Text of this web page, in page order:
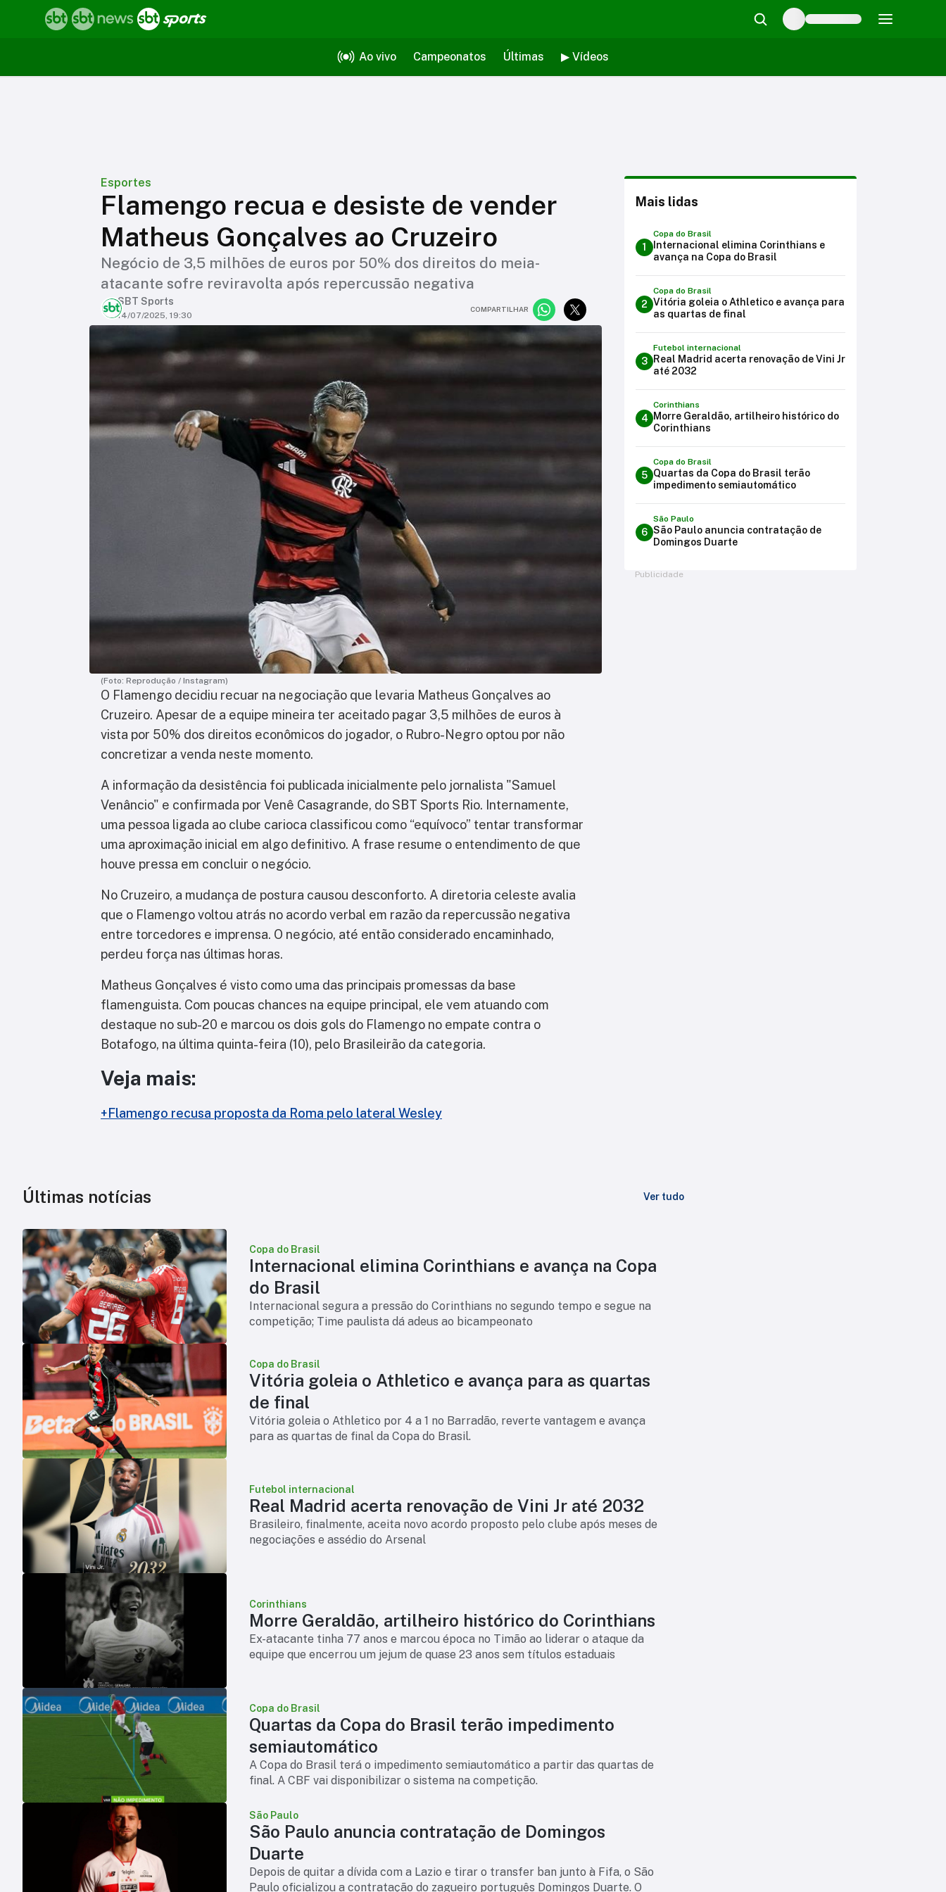
Ao vivo Campeonatos Últimas ▶ Vídeos
Esportes
Flamengo recua e desiste de vender
Matheus Gonçalves ao Cruzeiro
Negócio de 3,5 milhões de euros por 50% dos direitos do meia-
atacante sofre reviravolta após repercussão negativa
SBT Sports
14/07/2025, 19:30
COMPARTILHAR
(Foto: Reprodução / Instagram)
O Flamengo decidiu recuar na negociação que levaria Matheus Gonçalves ao
Cruzeiro. Apesar de a equipe mineira ter aceitado pagar 3,5 milhões de euros à
vista por 50% dos direitos econômicos do jogador, o Rubro-Negro optou por não
concretizar a venda neste momento.
A informação da desistência foi publicada inicialmente pelo jornalista "Samuel
Venâncio" e confirmada por Venê Casagrande, do SBT Sports Rio. Internamente,
uma pessoa ligada ao clube carioca classificou como “equívoco” tentar transformar
uma aproximação inicial em algo definitivo. A frase resume o entendimento de que
houve pressa em concluir o negócio.
No Cruzeiro, a mudança de postura causou desconforto. A diretoria celeste avalia
que o Flamengo voltou atrás no acordo verbal em razão da repercussão negativa
entre torcedores e imprensa. O negócio, até então considerado encaminhado,
perdeu força nas últimas horas.
Matheus Gonçalves é visto como uma das principais promessas da base
flamenguista. Com poucas chances na equipe principal, ele vem atuando com
destaque no sub-20 e marcou os dois gols do Flamengo no empate contra o
Botafogo, na última quinta-feira (10), pelo Brasileirão da categoria.
Veja mais:
+Flamengo recusa proposta da Roma pelo lateral Wesley
Mais lidas
1
Copa do Brasil
Internacional elimina Corinthians e
avança na Copa do Brasil
2
Copa do Brasil
Vitória goleia o Athletico e avança para
as quartas de final
3
Futebol internacional
Real Madrid acerta renovação de Vini Jr
até 2032
4
Corinthians
Morre Geraldão, artilheiro histórico do
Corinthians
5
Copa do Brasil
Quartas da Copa do Brasil terão
impedimento semiautomático
6
São Paulo
São Paulo anuncia contratação de
Domingos Duarte
Publicidade
Últimas notícias Ver tudo
Copa do Brasil
Internacional elimina Corinthians e avança na Copa
do Brasil
Internacional segura a pressão do Corinthians no segundo tempo e segue na
competição; Time paulista dá adeus ao bicampeonato
Copa do Brasil
Vitória goleia o Athletico e avança para as quartas
de final
Vitória goleia o Athletico por 4 a 1 no Barradão, reverte vantagem e avança
para as quartas de final da Copa do Brasil.
Futebol internacional
Real Madrid acerta renovação de Vini Jr até 2032
Brasileiro, finalmente, aceita novo acordo proposto pelo clube após meses de
negociações e assédio do Arsenal
Corinthians
Morre Geraldão, artilheiro histórico do Corinthians
Ex-atacante tinha 77 anos e marcou época no Timão ao liderar o ataque da
equipe que encerrou um jejum de quase 23 anos sem títulos estaduais
Copa do Brasil
Quartas da Copa do Brasil terão impedimento
semiautomático
A Copa do Brasil terá o impedimento semiautomático a partir das quartas de
final. A CBF vai disponibilizar o sistema na competição.
São Paulo
São Paulo anuncia contratação de Domingos
Duarte
Depois de quitar a dívida com a Lazio e tirar o transfer ban junto à Fifa, o São
Paulo oficializou a contratação do zagueiro português Domingos Duarte. O